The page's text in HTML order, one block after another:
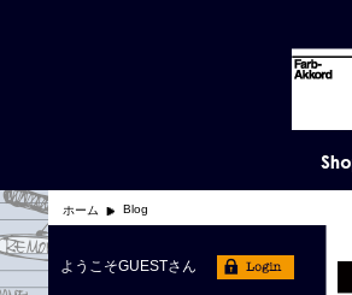
ホーム Blog
ようこそGUESTさん